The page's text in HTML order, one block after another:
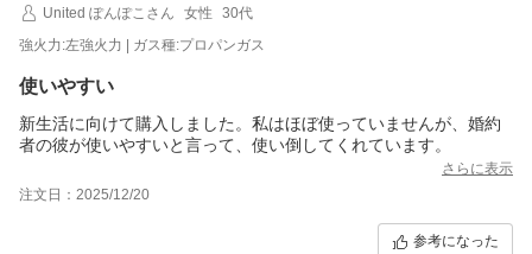
United ぽんぽこさん
女性
30代
強火力:左強火力 | ガス種:プロパンガス
使いやすい
新生活に向けて購入しました。私はほぼ使っていませんが、婚約
者の彼が使いやすいと言って、使い倒してくれています。
さらに表示
注文日：2025/12/20
参考になった